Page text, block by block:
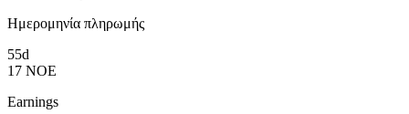
Ημερομηνία πληρωμής
55d
17 ΝΟΕ
Earnings